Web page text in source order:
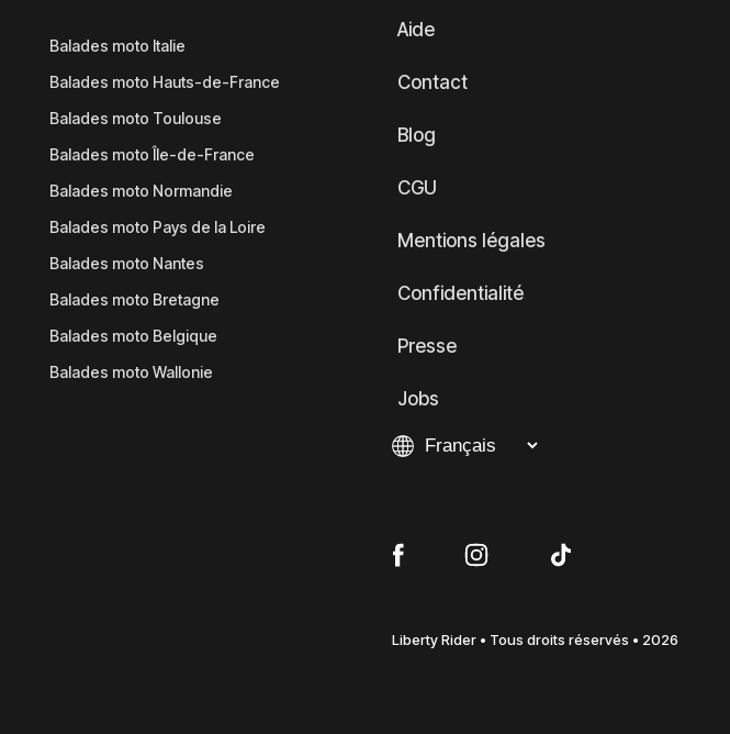
Balades moto Italie
Balades moto Hauts-de-France
Balades moto Toulouse
Balades moto Île-de-France
Balades moto Normandie
Balades moto Pays de la Loire
Balades moto Nantes
Balades moto Bretagne
Balades moto Belgique
Balades moto Wallonie
Aide
Contact
Blog
CGU
Mentions légales
Confidentialité
Presse
Jobs
Liberty Rider • Tous droits réservés • 2026